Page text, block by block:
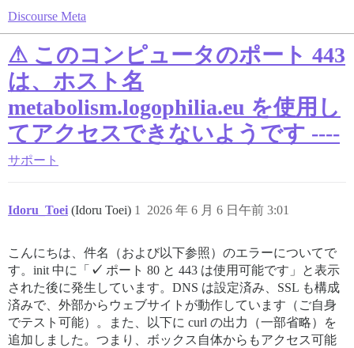
Discourse Meta
⚠ このコンピュータのポート 443
は、ホスト名
metabolism.logophilia.eu を使用し
てアクセスできないようです ----
サポート
Idoru_Toei (Idoru Toei) 2026 年 6 月 6 日午前 3:01
1
こんにちは、件名（および以下参照）のエラーについてで
す。init 中に「 ✓ ポート 80 と 443 は使用可能です」と表示
された後に発生しています。DNS は設定済み、SSL も構成
済みで、外部からウェブサイトが動作しています（ご自身
でテスト可能）。また、以下に curl の出力（一部省略）を
追加しました。つまり、ボックス自体からもアクセス可能